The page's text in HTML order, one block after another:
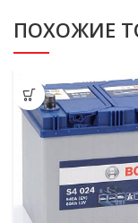
ПОХОЖИЕ